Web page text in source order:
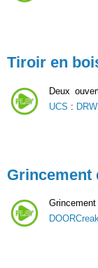
Tiroir en
Deux
UCS :
Grincement